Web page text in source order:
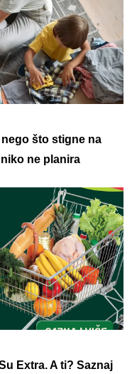
što stigne na
ne planira
Extra. A ti? Saznaj